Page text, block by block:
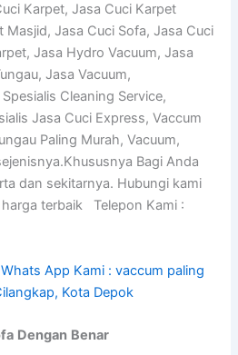
Karpet, Jasa Cuci Karpet
Masjid, Jasa Cuci Sofa, Jasa Cuci
Jasa Hydro Vacuum, Jasa
Jasa Vacuum,
Cleaning Service,
Jasa Cuci Express, Vaccum
Paling Murah, Vacuum,
Bagi Anda
dan sekitarnya. Hubungi kami
terbaik Telepon Kami :
Dengan Benar